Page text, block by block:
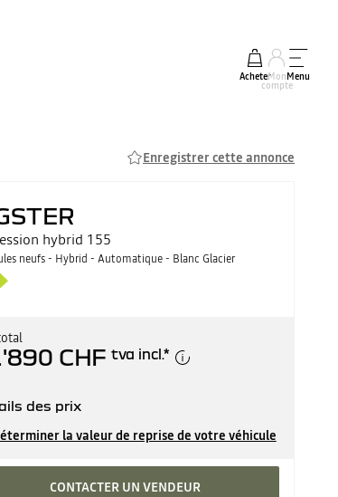
AcheterMon
compte
Menu
Enregistrer cette annonce
hybrid 155
neufs - Hybrid - Automatique - Blanc Glacier
CHF tva incl.*
des prix
la valeur de reprise de votre véhicule
CONTACTER UN VENDEUR